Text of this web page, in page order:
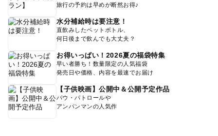
旅行の予約は早めが断然お得♪
水分補給時は要注意！
直飲みしたペットボトル、
何日後まで飲んでも大丈夫？
お得いっぱい！2026夏の福袋特集
早い者勝ち！数量限定の人気福袋
発売日や価格、内容を最速でお届け
【子供映画】公開中＆公開予定作品
パウ・パトロールや
アンパンマンの人気作